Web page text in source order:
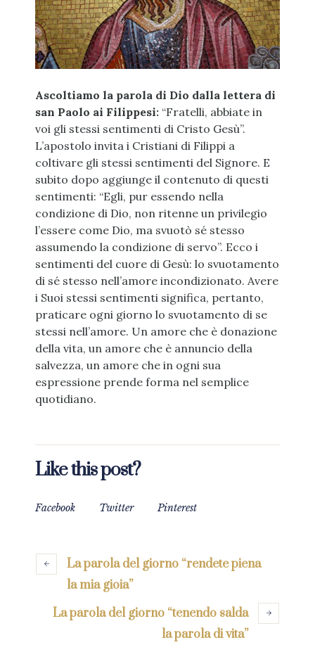
Ascoltiamo la parola di Dio dalla lettera di
san Paolo ai Filippesi:“Fratelli, abbiate in
voi gli stessi sentimenti di Cristo Gesù”.
L’apostolo invita i Cristiani di Filippi a
coltivare gli stessi sentimenti del Signore. E
subito dopo aggiunge il contenuto di questi
sentimenti: “Egli, pur essendo nella
condizione di Dio, non ritenne un privilegio
l’essere come Dio, ma svuotò sé stesso
assumendo la condizione di servo”. Ecco i
sentimenti del cuore di Gesù: lo svuotamento
di sé stesso nell’amore incondizionato. Avere
i Suoi stessi sentimenti significa, pertanto,
praticare ogni giorno lo svuotamento di se
stessi nell’amore. Un amore che è donazione
della vita, un amore che è annuncio della
salvezza, un amore che in ogni sua
espressione prende forma nel semplice
quotidiano.
Like this post?
Facebook Twitter Pinterest
La parola del giorno “rendete piena
la mia gioia”
La parola del giorno “tenendo salda
la parola di vita”